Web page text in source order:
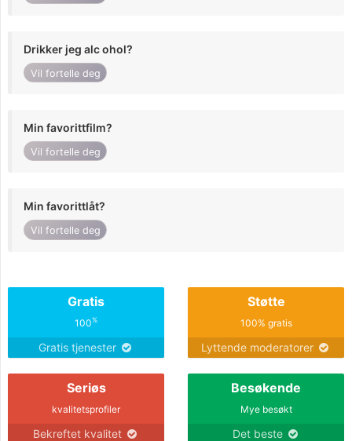
Drikker jeg alc ohol?
Vil fortelle deg
Min favorittfilm?
Vil fortelle deg
Min favorittlåt?
Vil fortelle deg
Gratis
100%
Gratis tjenester
Støtte
100% gratis
Lyttende moderatorer
Seriøs
kvalitetsprofiler
Bekreftet kvalitet
Besøkende
Mye besøkt
Det beste